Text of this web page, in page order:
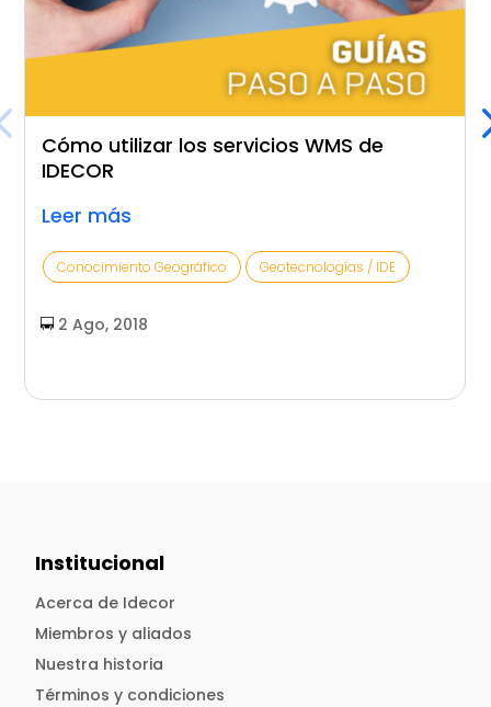
Cómo utilizar los servicios WMS de
IDECOR
Leer más
Conocimiento Geográfico Geotecnologías / IDE
2 Ago, 2018
Institucional
Acerca de Idecor
Miembros y aliados
Nuestra historia
Términos y condiciones